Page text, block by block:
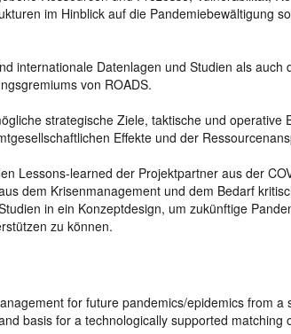
im Hinblick auf die Pandemiebewältigung
internationale Datenlagen und Studien als auch
von ROADS.
strategische Ziele, taktische und operative
Effekte und der
Lessons-learned der Projektpartner aus der
dem Krisenmanagement und dem Bedarf
in ein Konzeptdesign, um zukünftige
zu können.
for future pandemics/epidemics from a
basis for a technologically supported